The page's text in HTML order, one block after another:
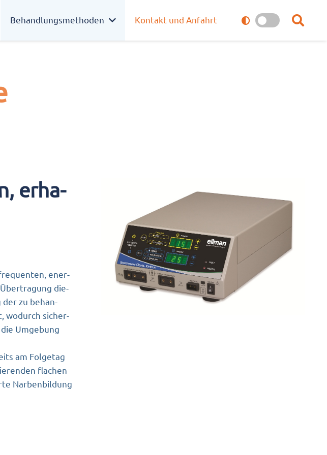
Behand­lungs­me­tho­den Kon­takt und Anfahrt
erha­
ener­
die­
der zu behan­
wodurch sicher­
Umge­bung
am Fol­ge­tag
fla­chen
Nar­ben­bil­dung